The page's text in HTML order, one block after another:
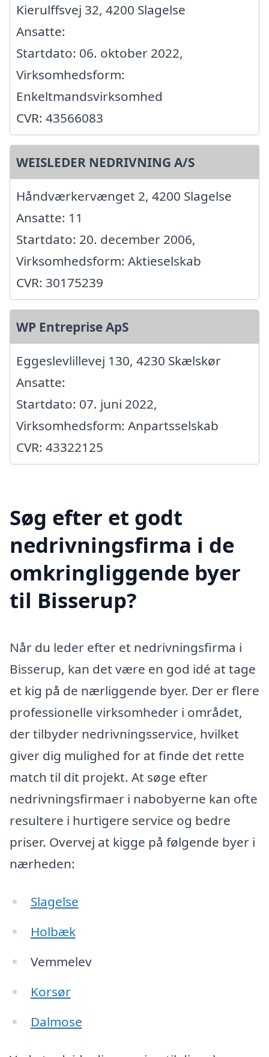
Kierulffsvej 32, 4200 Slagelse
Ansatte:
Startdato: 06. oktober 2022,
Virksomhedsform:
Enkeltmandsvirksomhed
CVR: 43566083
WEISLEDER NEDRIVNING A/S
Håndværkervænget 2, 4200 Slagelse
Ansatte: 11
Startdato: 20. december 2006,
Virksomhedsform: Aktieselskab
CVR: 30175239
WP Entreprise ApS
Eggeslevlillevej 130, 4230 Skælskør
Ansatte:
Startdato: 07. juni 2022,
Virksomhedsform: Anpartsselskab
CVR: 43322125
Søg efter et godt
nedrivningsfirma i de
omkringliggende byer
til Bisserup?
Når du leder efter et nedrivningsfirma i
Bisserup, kan det være en god idé at tage
et kig på de nærliggende byer. Der er flere
professionelle virksomheder i området,
der tilbyder nedrivningsservice, hvilket
giver dig mulighed for at finde det rette
match til dit projekt. At søge efter
nedrivningsfirmaer i nabobyerne kan ofte
resultere i hurtigere service og bedre
priser. Overvej at kigge på følgende byer i
nærheden:
Slagelse
Holbæk
Vemmelev
Korsør
Dalmose